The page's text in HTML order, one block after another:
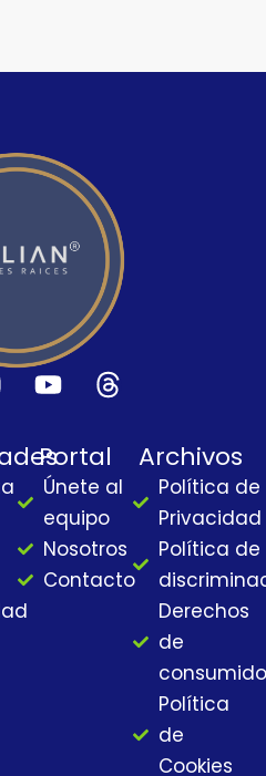
Y
u
t
u
b
e
T
h
r
e
a
d
s
Portal
Únete al
equipo
Nosotros
Contacto
Archivos
Política de
Privacidad
Política de
Derechos
de
Política
de
Cookies